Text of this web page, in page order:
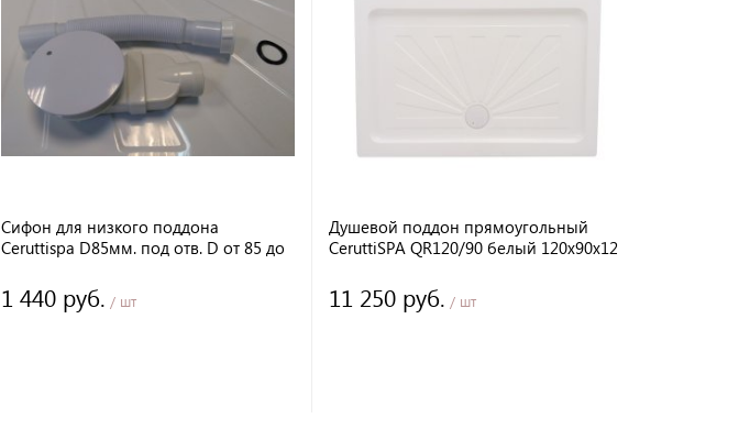
Сифон для низкого поддона
Ceruttispa D85мм. под отв. D от 85 до
Ceruttispa
1 440 руб. / шт
Душевой поддон прямоугольный
CeruttiSPA QR120/90 белый 120х90х12
11 250 руб. / шт